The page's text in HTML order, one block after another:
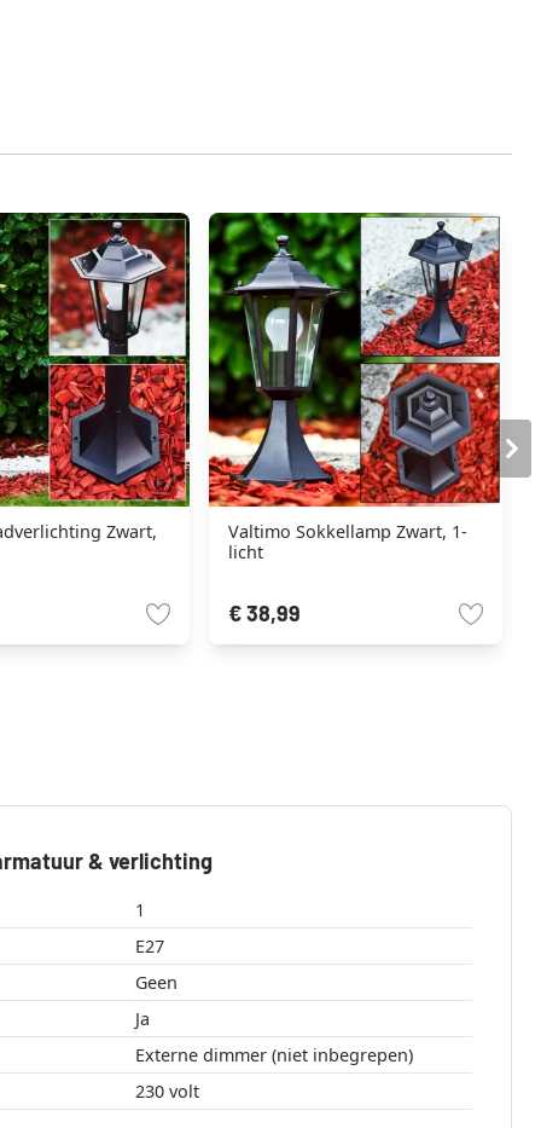
Zwart,
Valtimo Sokkellamp Zwart, 1-
licht
€ 38,99
& verlichting
1
E27
Geen
Ja
Externe dimmer (niet inbegrepen)
230 volt